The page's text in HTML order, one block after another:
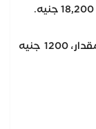
وهبطت أسعار الأرز الشعير «رفيع الحبة» بمقدار، 1200 جنيه